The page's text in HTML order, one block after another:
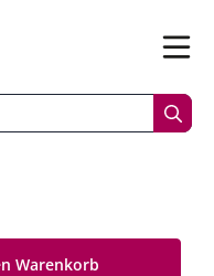
Menü
Warenkorb